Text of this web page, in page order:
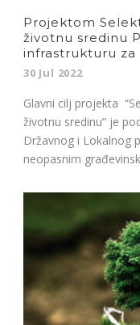
Projektom
životnu sredinu
infrastrukturu
30 Jul 2022
Glavni cilj projekta
životnu sredinu” je
Državnog i Lokalnog
neopasnim